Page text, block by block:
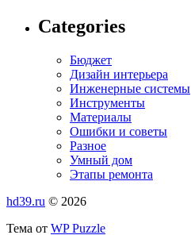
Categories
Бюджет
Дизайн интерьера
Инженерные системы
Инструменты
Материалы
Ошибки и советы
Разное
Умный дом
Этапы ремонта
hd39.ru © 2026
Тема от WP Puzzle